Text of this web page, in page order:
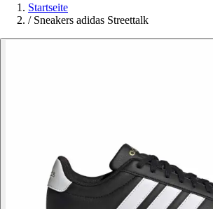
Startseite
/ Sneakers adidas Streettalk